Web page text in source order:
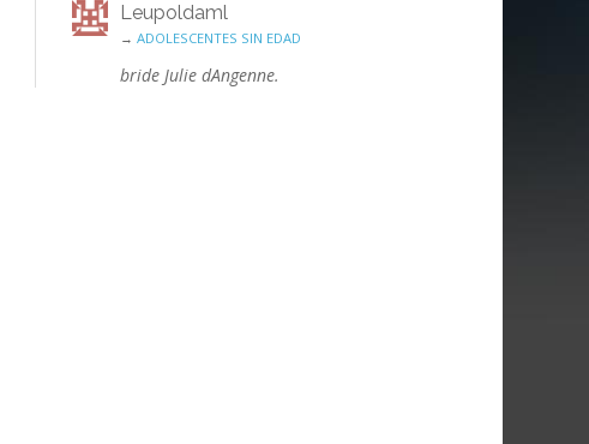
Leupoldaml
→ ADOLESCENTES SIN EDAD
bride Julie dAngenne.